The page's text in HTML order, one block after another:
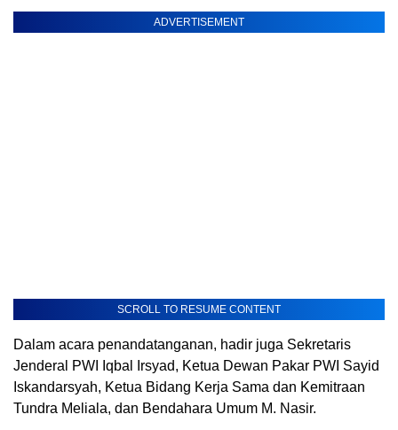
ADVERTISEMENT
SCROLL TO RESUME CONTENT
Dalam acara penandatanganan, hadir juga Sekretaris
Jenderal PWI Iqbal Irsyad, Ketua Dewan Pakar PWI Sayid
Iskandarsyah, Ketua Bidang Kerja Sama dan Kemitraan
Tundra Meliala, dan Bendahara Umum M. Nasir.